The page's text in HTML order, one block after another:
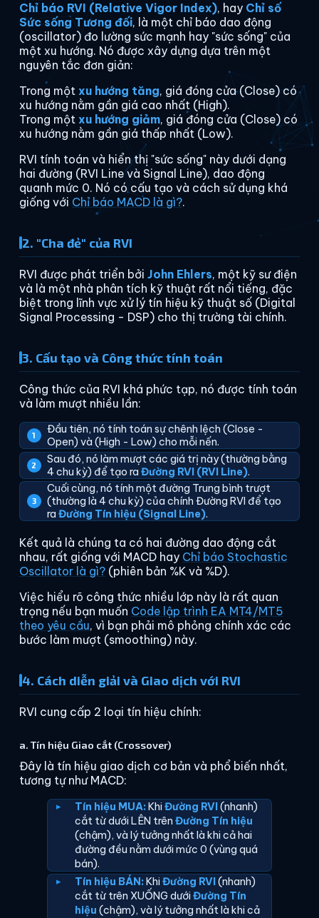
Chỉ báo RVI (Relative Vigor Index), hay Chỉ số
Sức sống Tương đối, là một chỉ báo dao động
(oscillator) đo lường sức mạnh hay "sức sống" của
một xu hướng. Nó được xây dựng dựa trên một
nguyên tắc đơn giản:
Trong một xu hướng tăng, giá đóng cửa (Close) có
xu hướng nằm gần giá cao nhất (High).
Trong một xu hướng giảm, giá đóng cửa (Close) có
xu hướng nằm gần giá thấp nhất (Low).
RVI tính toán và hiển thị "sức sống" này dưới dạng
hai đường (RVI Line và Signal Line), dao động
quanh mức 0. Nó có cấu tạo và cách sử dụng khá
giống với Chỉ báo MACD là gì?.
2. "Cha đẻ" của RVI
RVI được phát triển bởi John Ehlers, một kỹ sư điện
và là một nhà phân tích kỹ thuật rất nổi tiếng, đặc
biệt trong lĩnh vực xử lý tín hiệu kỹ thuật số (Digital
Signal Processing - DSP) cho thị trường tài chính.
3. Cấu tạo và Công thức tính toán
Công thức của RVI khá phức tạp, nó được tính toán
và làm mượt nhiều lần:
Đầu tiên, nó tính toán sự chênh lệch (Close -
Open) và (High - Low) cho mỗi nến.
Sau đó, nó làm mượt các giá trị này (thường bằng
4 chu kỳ) để tạo ra Đường RVI (RVI Line).
Cuối cùng, nó tính một đường Trung bình trượt
(thường là 4 chu kỳ) của chính Đường RVI để tạo
ra Đường Tín hiệu (Signal Line).
Kết quả là chúng ta có hai đường dao động cắt
nhau, rất giống với MACD hay Chỉ báo Stochastic
Oscillator là gì?(phiên bản %K và %D).
Việc hiểu rõ công thức nhiều lớp này là rất quan
trọng nếu bạn muốn Code lập trình EA MT4/MT5
theo yêu cầu, vì bạn phải mô phỏng chính xác các
bước làm mượt (smoothing) này.
4. Cách diễn giải và Giao dịch với RVI
RVI cung cấp 2 loại tín hiệu chính:
a. Tín hiệu Giao cắt (Crossover)
Đây là tín hiệu giao dịch cơ bản và phổ biến nhất,
tương tự như MACD:
Tín hiệu MUA:KhiĐường RVI(nhanh)
cắt từ dưới LÊN trênĐường Tín hiệu
(chậm), và lý tưởng nhất là khi cả hai
đường đều nằm dưới mức 0 (vùng quá
bán).
Tín hiệu BÁN: KhiĐường RVI (nhanh)
cắt từ trên XUỐNG dướiĐường Tín
hiệu (chậm), và lý tưởng nhất là khi cả